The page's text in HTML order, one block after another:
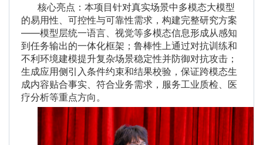
核心亮点：本项目针对真实场景中多模态大模型
的易用性、可控性与可靠性需求，构建完整研究方案
——模型层统一语言、视觉等多模态信息形成从感知
到任务输出的一体化框架；鲁棒性上通过对抗训练和
不利环境建模提升复杂场景稳定性并防御对抗攻击；
生成应用侧引入条件约束和结果校验，保证跨模态生
成内容贴合事实、符合业务需求，服务工业质检、医
疗分析等重点方向。